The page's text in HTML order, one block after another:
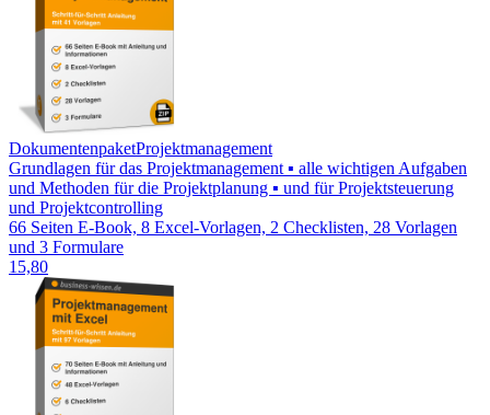
DokumentenpaketProjektmanagement
Grundlagen für das Projektmanagement ▪ alle wichtigen Aufgaben
und Methoden für die Projektplanung ▪ und für Projektsteuerung
und Projektcontrolling
66 Seiten E-Book, 8 Excel-Vorlagen, 2 Checklisten, 28 Vorlagen
und 3 Formulare
15,80